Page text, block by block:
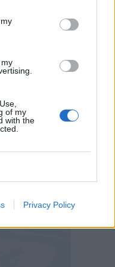
of my
with the
Privacy Policy